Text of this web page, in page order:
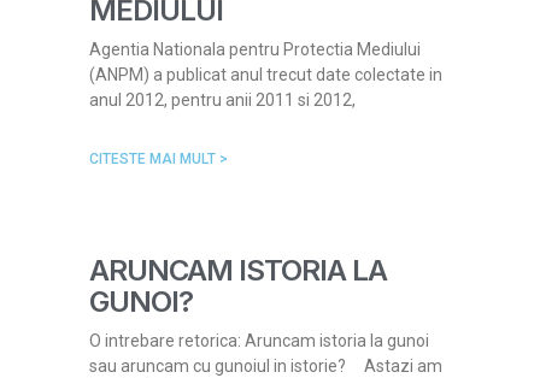
MEDIULUI
Agentia Nationala pentru Protectia Mediului
(ANPM) a publicat anul trecut date colectate in
anul 2012, pentru anii 2011 si 2012,
CITESTE MAI MULT >
ARUNCAM ISTORIA LA
GUNOI?
O intrebare retorica: Aruncam istoria la gunoi
sau aruncam cu gunoiul in istorie? Astazi am